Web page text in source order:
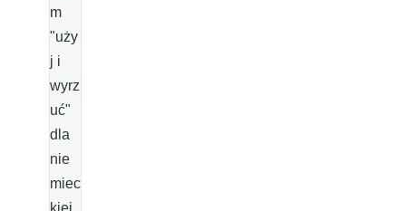
m
"uży
j i
wyrz
uć"
dla
nie
miec
kiej